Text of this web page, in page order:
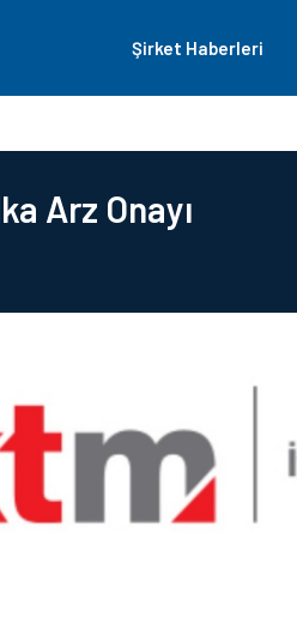
Şirket Haberleri
Arz Onayı